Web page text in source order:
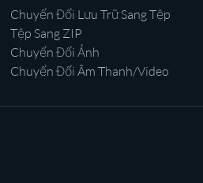
Chuyển Đổi Lưu Trữ Sang Tệp
Tệp Sang ZIP
Chuyển Đổi Ảnh
Chuyển Đổi Âm Thanh/Video